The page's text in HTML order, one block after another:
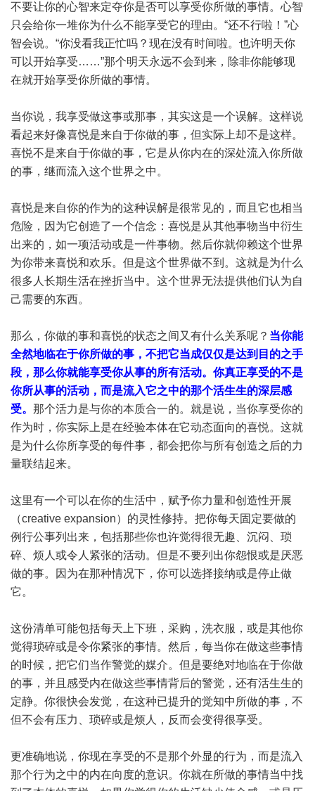
不要让你的心智来定夺你是否可以享受你所做的事情。心智
只会给你一堆你为什么不能享受它的理由。“还不行啦！”心
智会说。“你没看我正忙吗？现在没有时间啦。也许明天你
可以开始享受……”那个明天永远不会到来，除非你能够现
在就开始享受你所做的事情。
当你说，我享受做这事或那事，其实这是一个误解。这样说
看起来好像喜悦是来自于你做的事，但实际上却不是这样。
喜悦不是来自于你做的事，它是从你内在的深处流入你所做
的事，继而流入这个世界之中。
喜悦是来自你的作为的这种误解是很常见的，而且它也相当
危险，因为它创造了一个信念：喜悦是从其他事物当中衍生
出来的，如一项活动或是一件事物。然后你就仰赖这个世界
为你带来喜悦和欢乐。但是这个世界做不到。这就是为什么
很多人长期生活在挫折当中。这个世界无法提供他们认为自
己需要的东西。
那么，你做的事和喜悦的状态之间又有什么关系呢？ 当你能
全然地临在于你所做的事，不把它当成仅仅是达到目的之手
段，那么你就能享受你从事的所有活动。你真正享受的不是
你所从事的活动，而是流入它之中的那个活生生的深层感
受。 那个活力是与你的本质合一的。就是说，当你享受你的
作为时，你实际上是在经验本体在它动态面向的喜悦。这就
是为什么你所享受的每件事，都会把你与所有创造之后的力
量联结起来。
这里有一个可以在你的生活中，赋予你力量和创造性开展
（creative expansion）的灵性修持。把你每天固定要做的
例行公事列出来，包括那些你也许觉得很无趣、沉闷、琐
碎、烦人或令人紧张的活动。但是不要列出你怨恨或是厌恶
做的事。因为在那种情况下，你可以选择接纳或是停止做
它。
这份清单可能包括每天上下班，采购，洗衣服，或是其他你
觉得琐碎或是令你紧张的事情。然后，每当你在做这些事情
的时候，把它们当作警觉的媒介。但是要绝对地临在于你做
的事，并且感受内在做这些事情背后的警觉，还有活生生的
定静。你很快会发觉，在这种已提升的觉知中所做的事，不
但不会有压力、琐碎或是烦人，反而会变得很享受。
更准确地说，你现在享受的不是那个外显的行为，而是流入
那个行为之中的内在向度的意识。你就在所做的事情当中找